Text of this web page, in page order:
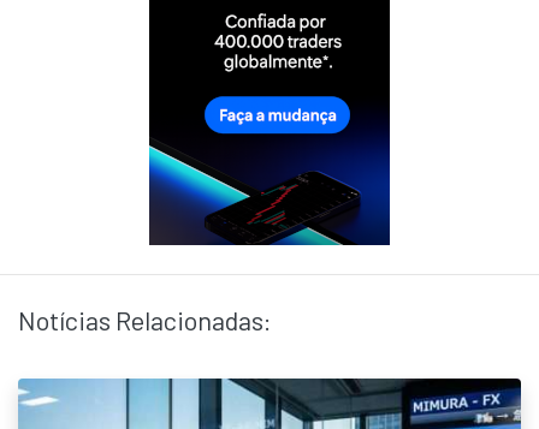
Notícias Relacionadas: